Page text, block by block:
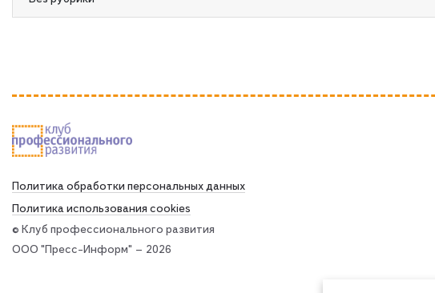
Политика обработки персональных данных
Политика использования сookies
© Клуб профессионального развития
ООО "Пресс-Информ" — 2026